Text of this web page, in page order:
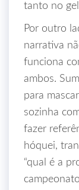
tanto no
Por outro
narrativa
funciona
ambos.
para
sozinha
fazer
hóquei,
“qual é a